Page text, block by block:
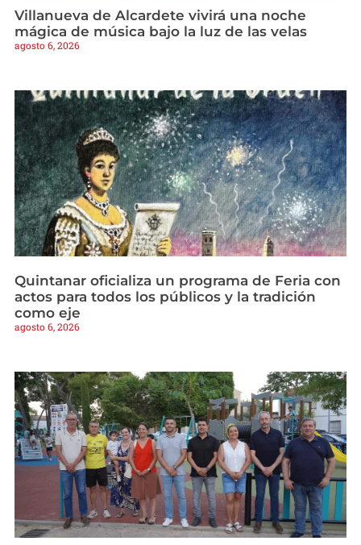
Villanueva de Alcardete vivirá una noche
mágica de música bajo la luz de las velas
agosto 6, 2026
Quintanar oficializa un programa de Feria con
actos para todos los públicos y la tradición
como eje
agosto 6, 2026